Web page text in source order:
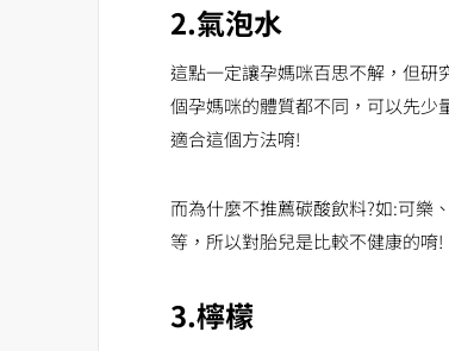
2.氣泡水
這點一定讓孕媽咪百思不解，但研
個孕媽咪的體質都不同，可以先少
適合這個方法唷!
而為什麼不推薦碳酸飲料?如:可樂
等，所以對胎兒是比較不健康的唷!
3.檸檬